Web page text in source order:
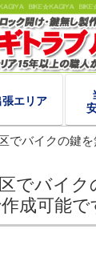
張エリア
でバイクの鍵
でバイ
成可能で